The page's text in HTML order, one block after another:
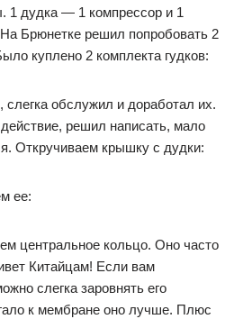
1 дудка — 1 компрессор и 1
Брюнетке решил попробовать 2
куплено 2 комплекта гудков:
слегка обслужил и доработал их.
решил написать, мало
Откручиваем крышку с дудки:
ее:
центральное кольцо. Оно часто
Китайцам! Если вам
слегка заровнять его
к мембране оно лучше. Плюс